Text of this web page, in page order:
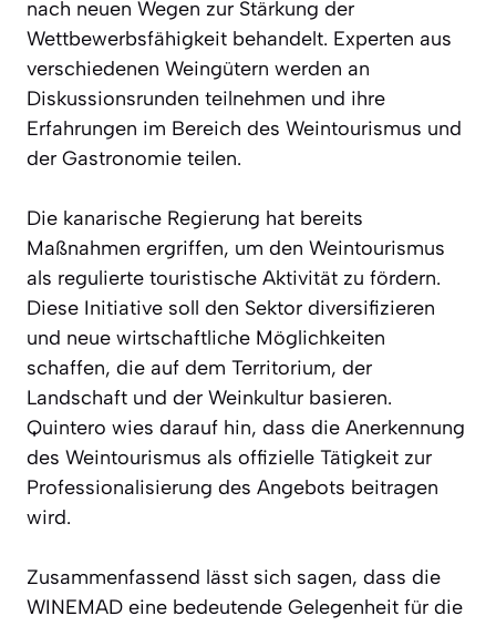
nach neuen Wegen zur Stärkung der
Wettbewerbsfähigkeit behandelt. Experten aus
verschiedenen Weingütern werden an
Diskussionsrunden teilnehmen und ihre
Erfahrungen im Bereich des Weintourismus und
der Gastronomie teilen.
Die kanarische Regierung hat bereits
Maßnahmen ergriffen, um den Weintourismus
als regulierte touristische Aktivität zu fördern.
Diese Initiative soll den Sektor diversifizieren
und neue wirtschaftliche Möglichkeiten
schaffen, die auf dem Territorium, der
Landschaft und der Weinkultur basieren.
Quintero wies darauf hin, dass die Anerkennung
des Weintourismus als offizielle Tätigkeit zur
Professionalisierung des Angebots beitragen
wird.
Zusammenfassend lässt sich sagen, dass die
WINEMAD eine bedeutende Gelegenheit für die